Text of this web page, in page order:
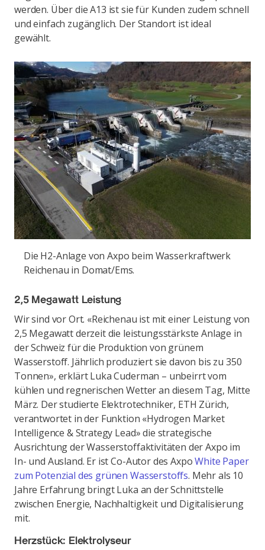
werden. Über die A13 ist sie für Kunden zudem schnell
und einfach zugänglich. Der Standort ist ideal
gewählt.
Die H2-Anlage von Axpo beim Wasserkraftwerk
Reichenau in Domat/Ems.
2,5 Megawatt Leistung
Wir sind vor Ort. «Reichenau ist mit einer Leistung von
2,5 Megawatt derzeit die leistungsstärkste Anlage in
der Schweiz für die Produktion von grünem
Wasserstoff. Jährlich produziert sie davon bis zu 350
Tonnen», erklärt Luka Cuderman – unbeirrt vom
kühlen und regnerischen Wetter an diesem Tag, Mitte
März. Der studierte Elektrotechniker, ETH Zürich,
verantwortet in der Funktion «Hydrogen Market
Intelligence & Strategy Lead» die strategische
Ausrichtung der Wasserstoffaktivitäten der Axpo im
In- und Ausland. Er ist Co-Autor des AxpoWhite Paper
zum Potenzial des grünen Wasserstoffs. Mehr als 10
Jahre Erfahrung bringt Luka an der Schnittstelle
zwischen Energie, Nachhaltigkeit und Digitalisierung
mit.
Herzstück: Elektrolyseur